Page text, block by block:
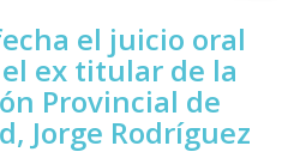
el juicio oral
ex titular de la
Provincial de
Jorge Rodríguez